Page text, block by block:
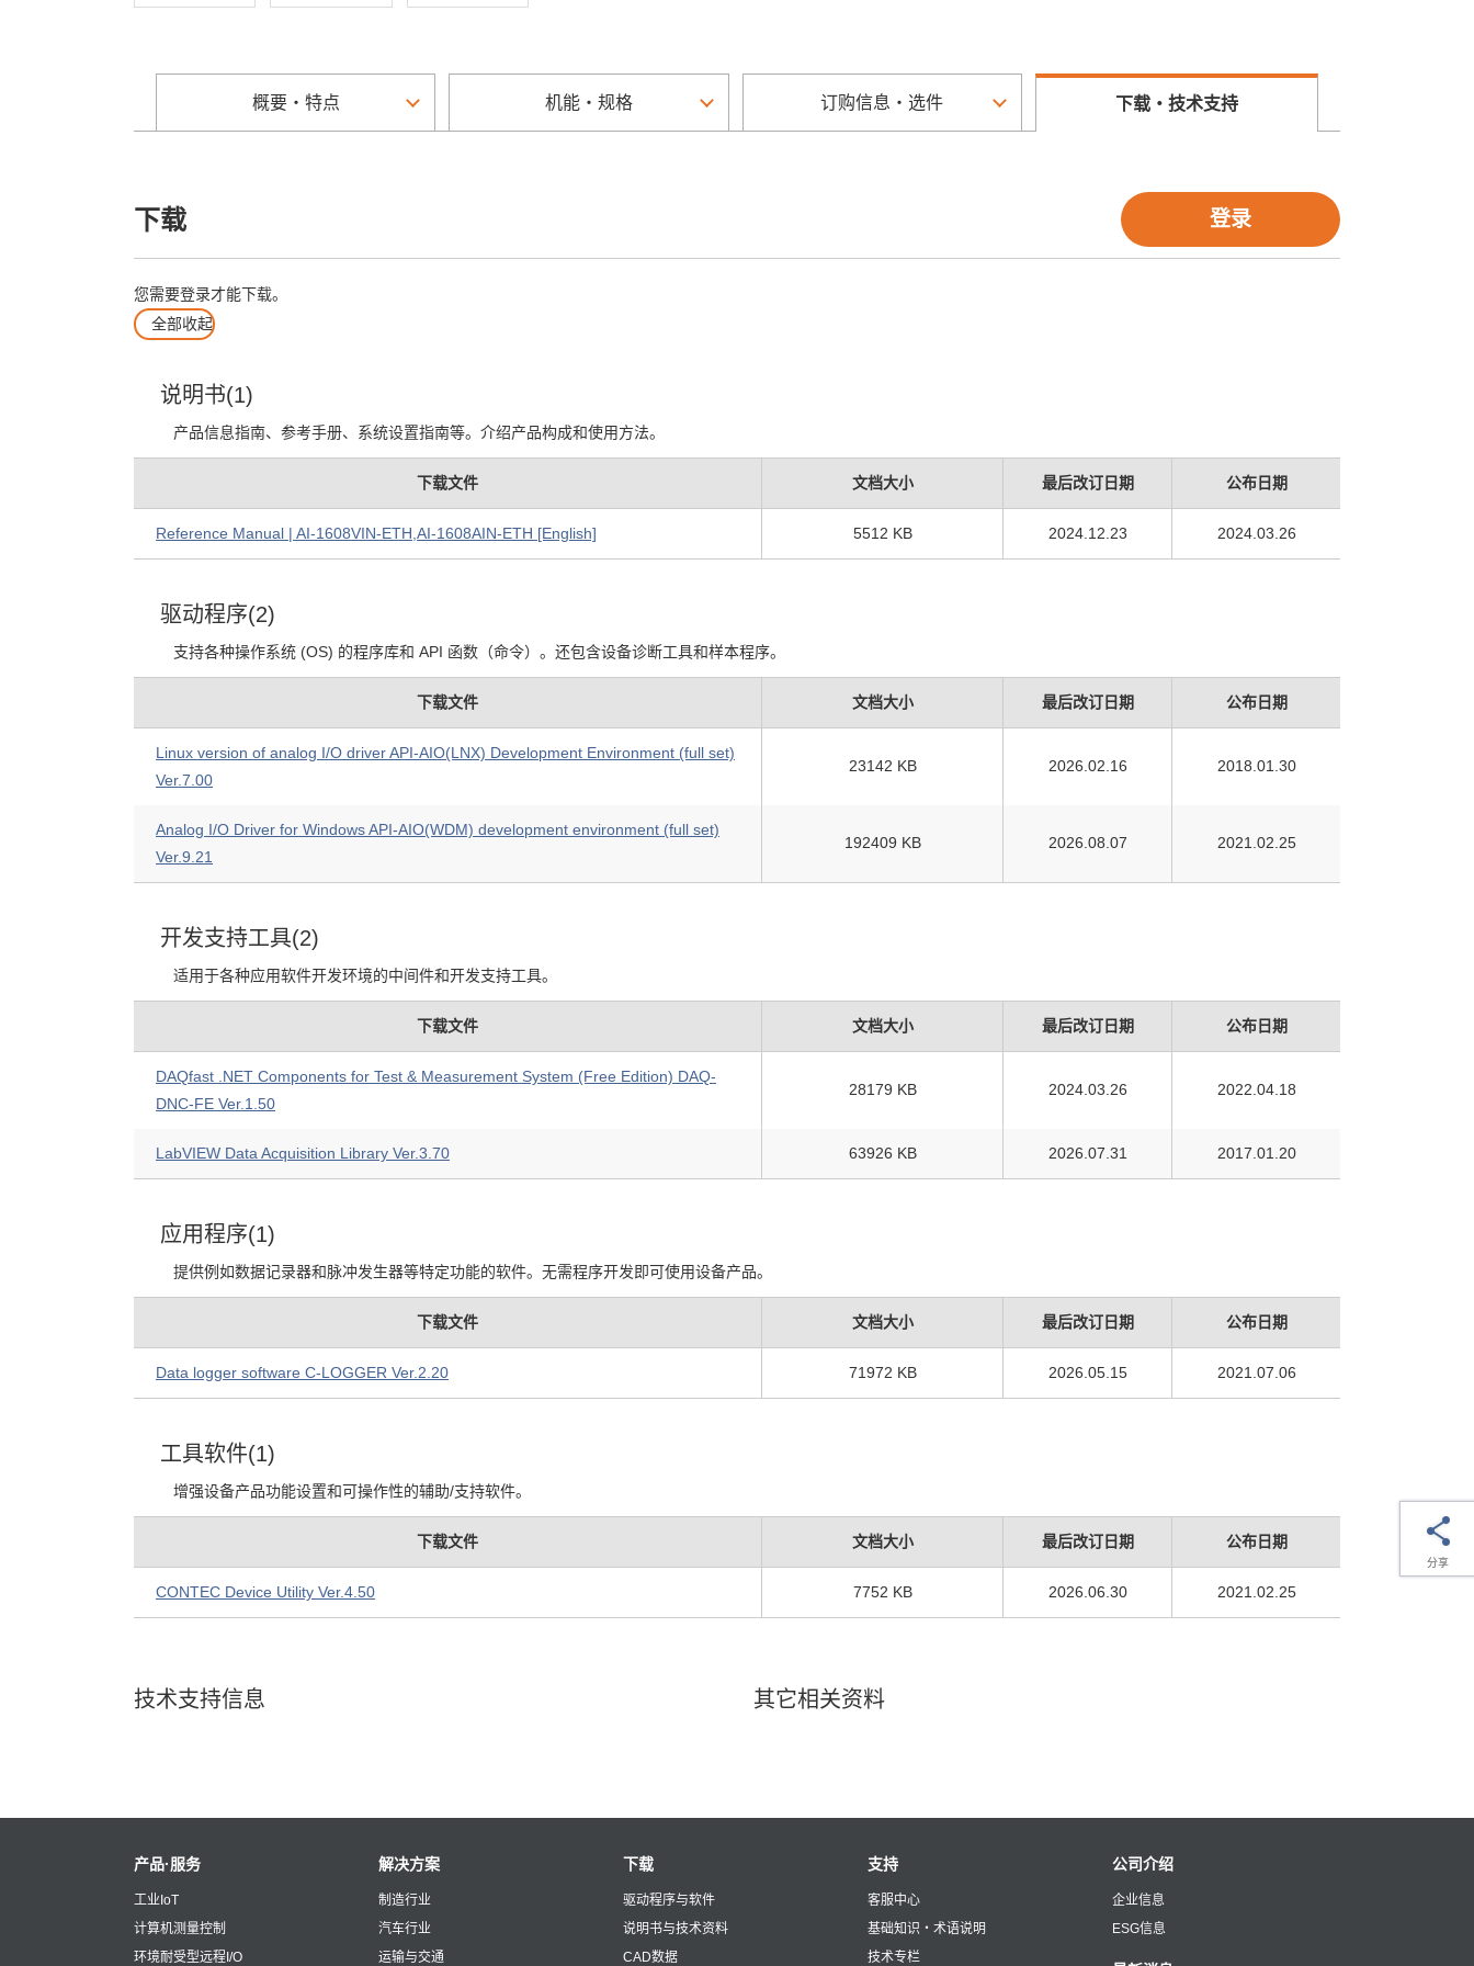
概要・特点 机能・规格 订购信息・选件 下载・技术支持
下载 登录
您需要登录才能下载。
全部收起
说明书(1)
产品信息指南、参考手册、系统设置指南等。介绍产品构成和使用方法。
下载文件 文档大小 最后改订日期 公布日期
Reference Manual | AI-1608VIN-ETH,AI-1608AIN-ETH [English] 5512 KB 2024.12.23 2024.03.26
驱动程序(2)
支持各种操作系统 (OS) 的程序库和 API 函数（命令）。还包含设备诊断工具和样本程序。
下载文件 文档大小 最后改订日期 公布日期
Linux version of analog I/O driver API-AIO(LNX) Development Environment (full set)
Ver.7.00
23142 KB 2026.02.16 2018.01.30
Analog I/O Driver for Windows API-AIO(WDM) development environment (full set)
Ver.9.21
192409 KB 2026.08.07 2021.02.25
开发支持工具(2)
适用于各种应用软件开发环境的中间件和开发支持工具。
下载文件 文档大小 最后改订日期 公布日期
DAQfast .NET Components for Test & Measurement System (Free Edition) DAQ-
DNC-FE Ver.1.50
28179 KB 2024.03.26 2022.04.18
LabVIEW Data Acquisition Library Ver.3.70 63926 KB 2026.07.31 2017.01.20
应用程序(1)
提供例如数据记录器和脉冲发生器等特定功能的软件。无需程序开发即可使用设备产品。
下载文件 文档大小 最后改订日期 公布日期
Data logger software C-LOGGER Ver.2.20 71972 KB 2026.05.15 2021.07.06
工具软件(1)
增强设备产品功能设置和可操作性的辅助/支持软件。
下载文件 文档大小 最后改订日期 公布日期
CONTEC Device Utility Ver.4.50 7752 KB 2026.06.30 2021.02.25
技术支持信息 其它相关资料
分享
产品·服务
工业IoT
计算机测量控制
环境耐受型远程I/O
解决方案
制造行业
汽车行业
运输与交通
下载
驱动程序与软件
说明书与技术资料
CAD数据
支持
客服中心
基础知识・术语说明
技术专栏
公司介绍
企业信息
ESG信息